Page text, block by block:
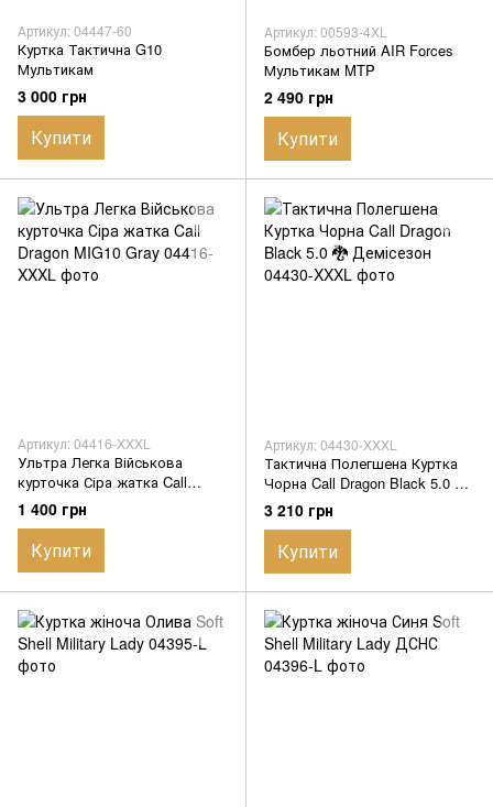
Артикул: 04447-60
Куртка Тактична G10
Мультикам
3 000 грн
Купити
Артикул: 00593-4XL
Бомбер льотний AIR Forces
Мультикам MTP
2 490 грн
Купити
Артикул: 04416-XXXL
Ультра Легка Військова
курточка Сіра жатка Call
Dragon MIG10 Gray
1 400 грн
Купити
Артикул: 04430-XXXL
Тактична Полегшена Куртка
Чорна Call Dragon Black 5.0 🐉
Демісезон
3 210 грн
Купити